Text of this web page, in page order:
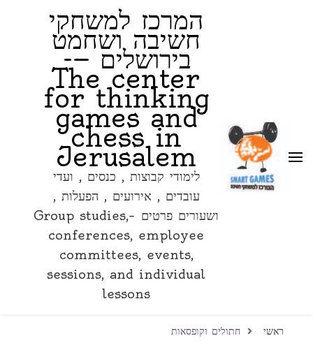
המרכז למשחקי
חשיבה ושחמט
בירושלים —-
The center
for thinking
games and
chess in
Jerusalem
לימודי קבוצות , כנסים , ועדי
עובדים , אירועים , הפעלות ,
ושעורים פרטים –Group studies,
conferences, employee
committees, events,
sessions, and individual
lessons
ראשי חתולים וקופסאות